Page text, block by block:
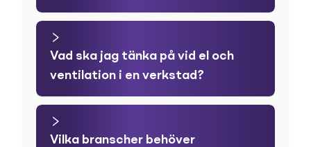
Vad ska jag tänka på vid el och
ventilation i en verkstad?
Vilka branscher behöver